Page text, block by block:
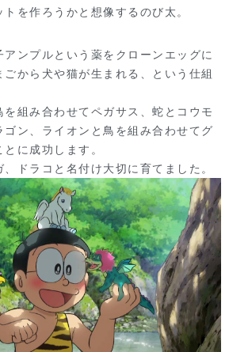
を作ろうかと想像するのび太。
ンプルという薬をクローンエッグに
から犬や猫が生まれる、という仕組
組み合わせてペガサス、蛇とコウモ
ゴン、ライオンと鳥を組み合わせてグ
に成功します。
ドラコと名付け大切に育てました。